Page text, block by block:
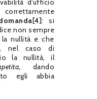
d’ufficio
correttamente
[4]: si
non sempre
la nullità e che
nel caso di
la nullità, il
dando
egli abbia